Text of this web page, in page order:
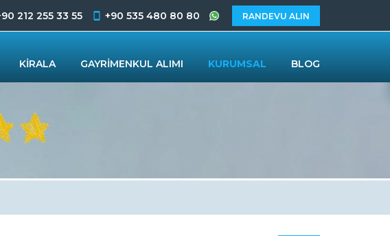
212 255 33 55 +90 535 480 80 80 RANDEVU ALIN
KİRALA GAYRİMENKUL ALIMI KURUMSAL BLOG